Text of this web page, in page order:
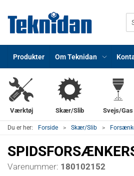
Produkter Om Teknidan
Værktøj Skær/Slib Svejs/Gas
Du er her: Forside Skær/Slib
Varenummer: 180102152